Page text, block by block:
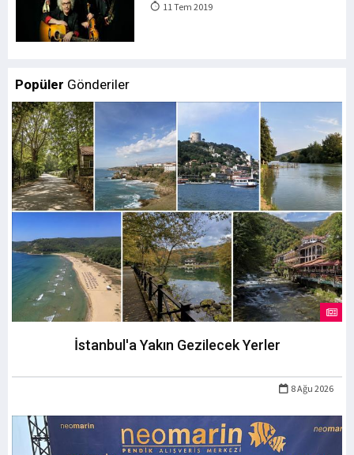
11 Tem 2019
Popüler Gönderiler
İstanbul'a Yakın Gezilecek Yerler
8 Ağu 2026